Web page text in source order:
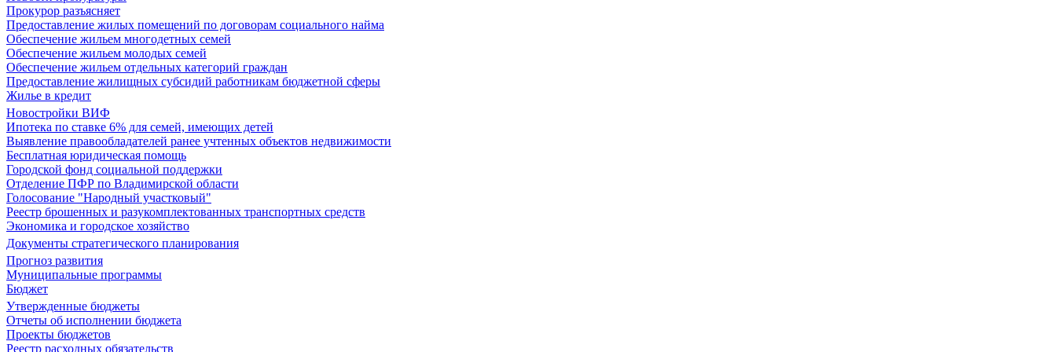
Прокурор разъясняет
Предоставление жилых помещений по договорам социального найма
Обеспечение жильем многодетных семей
Обеспечение жильем молодых семей
Обеспечение жильем отдельных категорий граждан
Предоставление жилищных субсидий работникам бюджетной сферы
Жилье в кредит
Новостройки ВИФ
Ипотека по ставке 6% для семей, имеющих детей
Выявление правообладателей ранее учтенных объектов недвижимости
Бесплатная юридическая помощь
Городской фонд социальной поддержки
Отделение ПФР по Владимирской области
Голосование "Народный участковый"
Реестр брошенных и разукомплектованных транспортных средств
Экономика и городское хозяйство
Документы стратегического планирования
Прогноз развития
Муниципальные программы
Бюджет
Утвержденные бюджеты
Отчеты об исполнении бюджета
Проекты бюджетов
Реестр расходных обязательств